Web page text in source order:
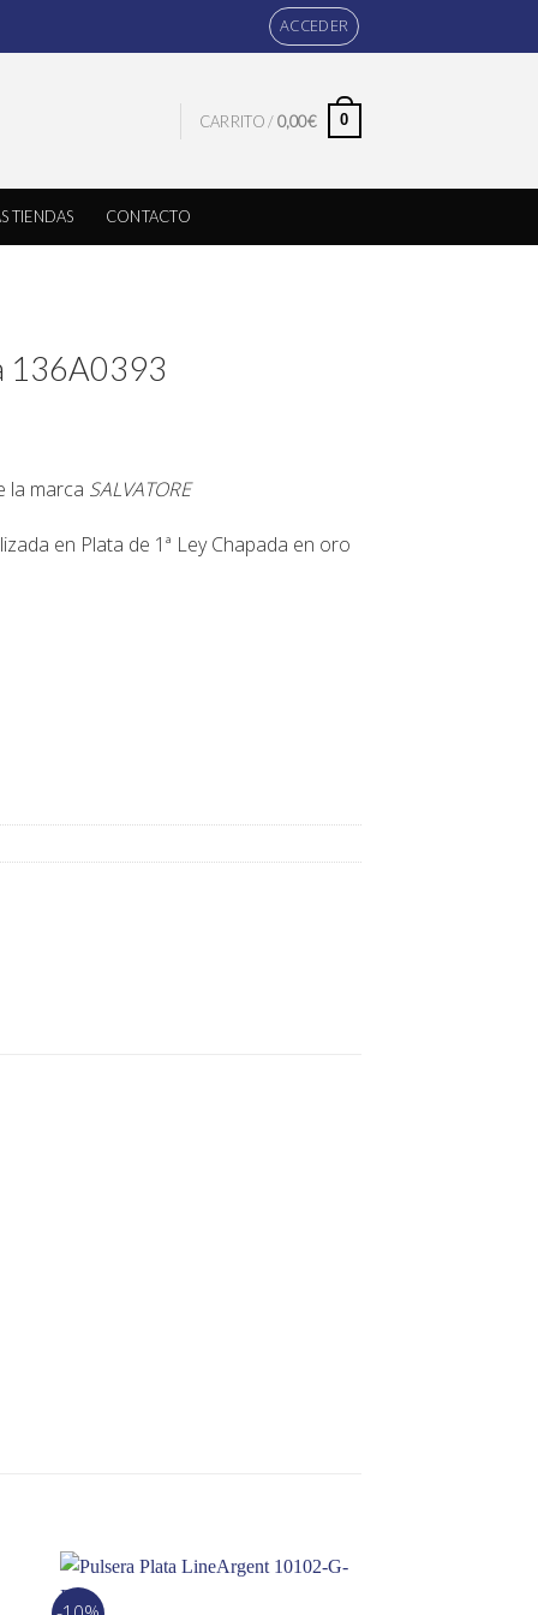
ACCEDER
CARRITO /0,00€ 0
TIENDAS CONTACTO
136A0393
la marca SALVATORE
en Plata de 1ª Ley Chapada en oro